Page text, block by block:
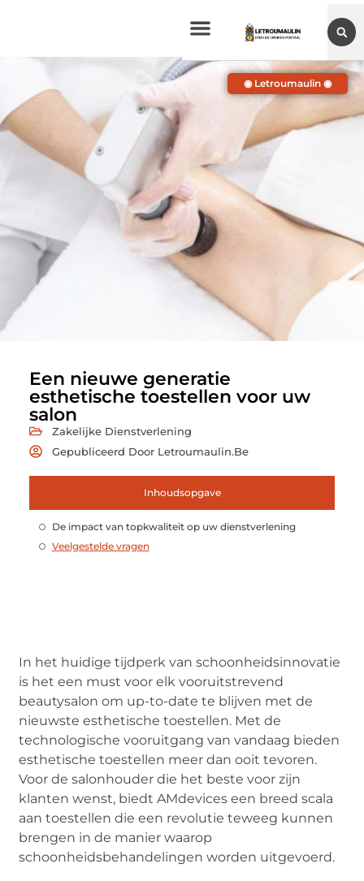
Een nieuwe generatie
esthetische toestellen voor uw
salon
Zakelijke Dienstverlening
Gepubliceerd Door Letroumaulin.be
Inhoudsopgave
De impact van topkwaliteit op uw dienstverlening
Veelgestelde vragen
◉ Letroumaulin ◉
In het huidige tijdperk van schoonheidsinnovatie
is het een must voor elk vooruitstrevend
beautysalon om up-to-date te blijven met de
nieuwste esthetische toestellen. Met de
technologische vooruitgang van vandaag bieden
esthetische toestellen meer dan ooit tevoren.
Voor de salonhouder die het beste voor zijn
klanten wenst, biedt AMdevices een breed scala
aan toestellen die een revolutie teweeg kunnen
brengen in de manier waarop
schoonheidsbehandelingen worden uitgevoerd.